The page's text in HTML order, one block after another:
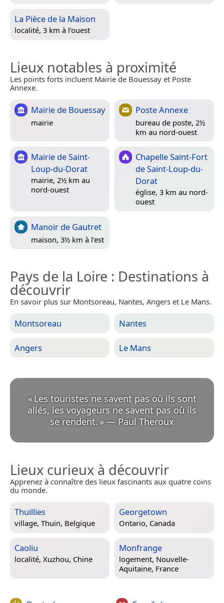
La Pièce de la Maison
localité, 3 km à l’ouest
Lieux notables à proximité
Les points forts incluent Mairie de Bouessay et Poste
Annexe.
Mairie de Bouessay
mairie
Poste Annexe
bureau de poste, 2½
km au nord-ouest
Mairie de Saint-
Loup-du-Dorat
mairie, 2½ km au
nord-ouest
Chapelle Saint-Fort
de Saint-Loup-du-
Dorat
église, 3 km au nord-
ouest
Manoir de Gautret
maison, 3½ km à l’est
Pays de la Loire : Destinations à
découvrir
En savoir plus sur Montsoreau, Nantes, Angers et Le Mans.
Montsoreau Nantes
Angers Le Mans
«Les touristes ne savent pas où ils sont
allés, les voyageurs ne savent pas où ils
se rendent. » — Paul Theroux
Lieux curieux à découvrir
Apprenez à connaître des lieux fascinants aux quatre coins
du monde.
Thuillies
village, Thuin, Belgique
Georgetown
Ontario, Canada
Caoliu
localité, Xuzhou, Chine
Monfrange
logement, Nouvelle-
Aquitaine, France